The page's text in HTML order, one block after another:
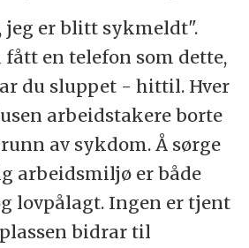
jeg er blitt sykmeldt".
en telefon som dette,
du sluppet - hittil. Hver
arbeidstakere borte
av sykdom. Å sørge
arbeidsmiljø er både
lovpålagt. Ingen er tjent
bidrar til